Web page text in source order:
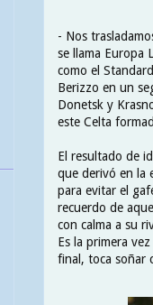
- Nos
se llama Europa
como el
Berizzo en un
Donetsk y
este Celta
El resultado de
que derivó en la
para evitar el
recuerdo de
con calma a su
Es la primera
final, toca soñar